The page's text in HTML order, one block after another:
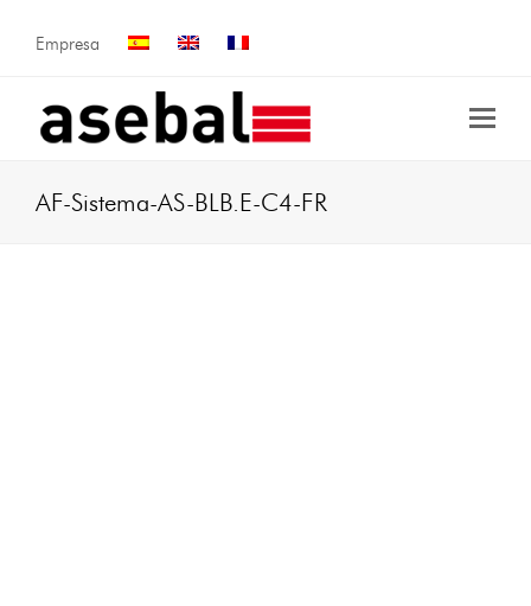
Empresa
AF-Sistema-AS-BLB.E-C4-FR